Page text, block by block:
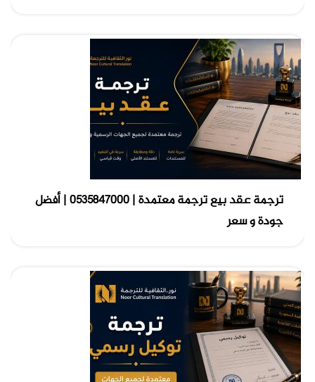
ترجمة عقد بيع ترجمة معتمدة | 0535847000 | أفضل
جودة و سعر